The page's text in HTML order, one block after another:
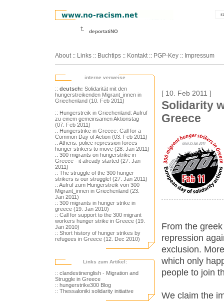
deportatiNO
About :: Links :: Buchtips :: Kontakt :: PGP-Key :: Impressum
interne verweise
:: deutsch: Solidarität mit den
hungerstreikenden Migrant_innen in
Griechenland (10. Feb 2011)
:: Hungerstreik in Griechenland: Aufruf
zu einem gemeinsamen Aktionstag
(07. Feb 2011)
:: Hungerstrike in Greece: Call for a
Common Day of Action (03. Feb 2011)
:: Athens: police repression forces
hunger strikers to move (28. Jan 2011)
:: 300 migrants on hungerstrike in
Greece - it already started (27. Jan
2011)
:: The struggle of the 300 hunger
strikers is our struggle! (27. Jan 2011)
:: Aufruf zum Hungerstreik von 300
Migrant_innen in Griechenland (23.
Jan 2011)
:: 300 migrants in hunger strike in
greece (19. Jan 2010)
:: Call for support to the 300 migrant
workers hunger strike in Greece (19.
Jan 2010)
:: Short history of hunger strikes by
refugees in Greece (12. Dec 2010)
Links zum Artikel:
:: clandestinenglish - Migration and
Struggle in Greece
:: hungerstrike300 Blog
:: Thessaloniki solidarity initiative
[ 10. Feb 2011 ]
Solidarity
Greece
From the
repression
exclusion.
which only
people to join
We claim the